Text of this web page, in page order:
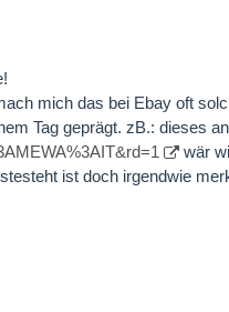
mich das bei Ebay oft
Tag geprägt. zB.: dieses
wär
ist doch irgendwie